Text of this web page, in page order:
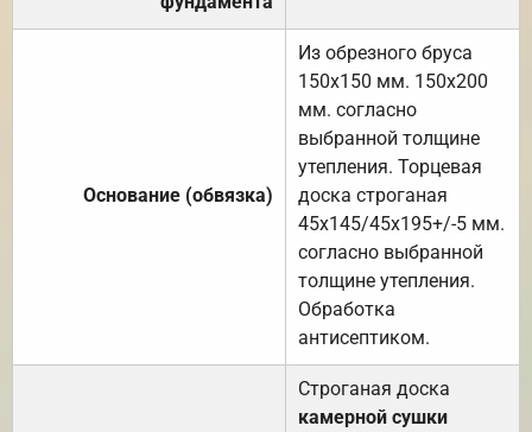
Основание (обвязка)
Из обрезного бруса
150х150 мм. 150х200
мм. согласно
выбранной толщине
утепления. Торцевая
доска строганая
45х145/45х195+/-5 мм.
согласно выбранной
толщине утепления.
Обработка
антисептиком.
Строганая доска
камерной сушки